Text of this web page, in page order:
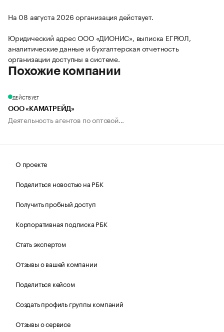
На 08 августа 2026 организация действует.
Юридический адрес ООО «ДИОНИС», выписка ЕГРЮЛ,
аналитические данные и бухгалтерская отчетность
организации доступны в системе.
Похожие компании
ДЕЙСТВУЕТ
ООО «КАМАТРЕЙД»
Деятельность агентов по оптовой...
О проекте
Поделиться новостью на РБК
Получить пробный доступ
Корпоративная подписка РБК
Стать экспертом
Отзывы о вашей компании
Поделиться кейсом
Создать профиль группы компаний
Отзывы о сервисе